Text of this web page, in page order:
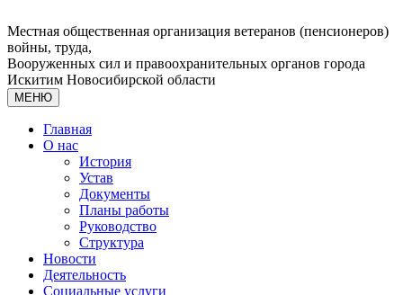
Местная общественная организация ветеранов (пенсионеров)
войны, труда,
Вооруженных сил и правоохранительных органов города
Искитим Новосибирской области
МЕНЮ
Главная
О нас
История
Устав
Документы
Планы работы
Руководство
Структура
Новости
Деятельность
Социальные услуги